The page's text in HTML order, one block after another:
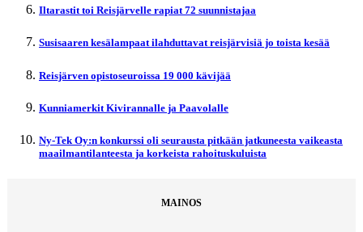
Iltarastit toi Reisjärvelle rapiat 72 suunnistajaa
Susisaaren kesälampaat ilahduttavat reisjärvisiä jo toista kesää
Reisjärven opistoseuroissa 19 000 kävijää
Kunniamerkit Kivirannalle ja Paavolalle
Ny-Tek Oy:n konkurssi oli seurausta pitkään jatkuneesta vaikeasta
maailmantilanteesta ja korkeista rahoituskuluista
MAINOS